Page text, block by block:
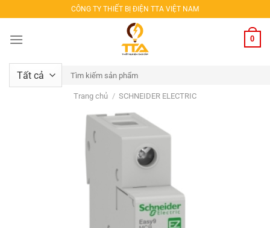
qua
nội
CÔNG TY THIẾT BỊ ĐIỆN TTA VIỆT NAM
0
Tìm
kiếm:
Trang chủ / SCHNEIDER ELECTRIC